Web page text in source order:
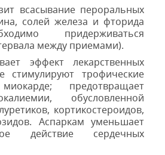
всасывание пероральных
солей железа и фторида
придерживаться
между приемами).
эффект лекарственных
стимулируют трофические
предотвращает
обусловленной
кортикостероидов,
Аспаркам уменьшает
действие сердечных